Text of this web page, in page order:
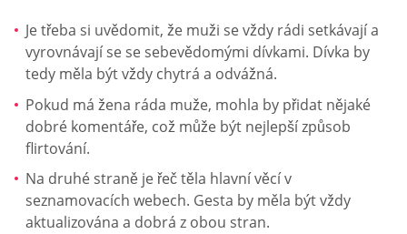
Je třeba si uvědomit, že muži se vždy rádi setkávají a
vyrovnávají se se sebevědomými dívkami. Dívka by
tedy měla být vždy chytrá a odvážná.
Pokud má žena ráda muže, mohla by přidat nějaké
dobré komentáře, což může být nejlepší způsob
flirtování.
Na druhé straně je řeč těla hlavní věcí v
seznamovacích webech. Gesta by měla být vždy
aktualizována a dobrá z obou stran.